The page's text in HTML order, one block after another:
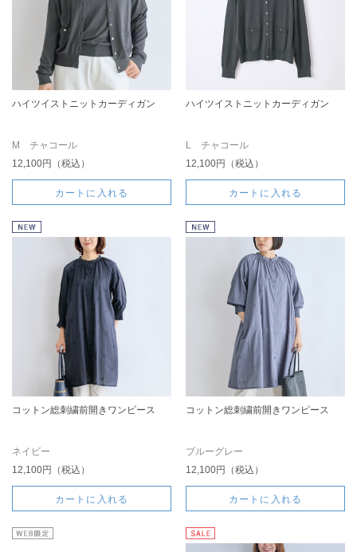
ハイツイストニットカーディガン
M チャコール
12,100円（税込）
カートに入れる
ハイツイストニットカーディガン
L チャコール
12,100円（税込）
カートに入れる
コットン総刺繍前開きワンピース
ネイビー
12,100円（税込）
カートに入れる
コットン総刺繍前開きワンピース
ブルーグレー
12,100円（税込）
カートに入れる